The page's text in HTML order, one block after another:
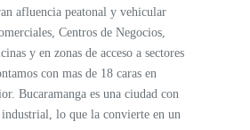
afluencia peatonal y vehicular
Centros de Negocios,
y en zonas de acceso a sectores
con mas de 18 caras en
Bucaramanga es una ciudad con
lo que la convierte en un